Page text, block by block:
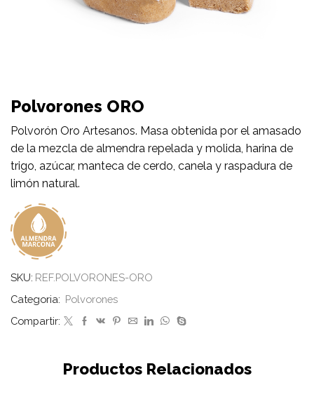
Polvorones ORO
Polvorón Oro Artesanos. Masa obtenida por el amasado
de la mezcla de almendra repelada y molida, harina de
trigo, azúcar, manteca de cerdo, canela y raspadura de
limón natural.
SKU: REF.POLVORONES-ORO
Categoria: Polvorones
Compartir:
Productos Relacionados